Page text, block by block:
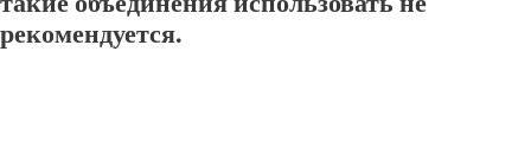
рекомендуется.